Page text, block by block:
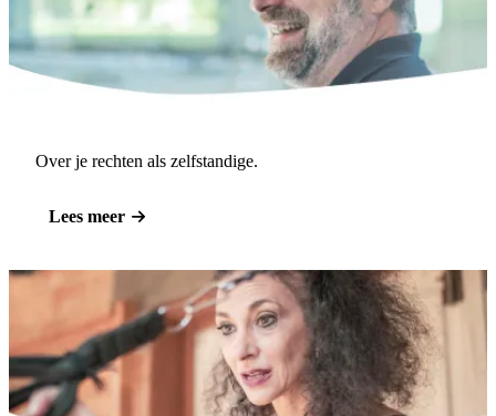
Over je rechten als zelfstandige.
Lees meer